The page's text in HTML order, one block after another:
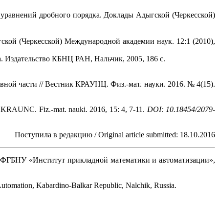
дробного порядка. Доклады Адыгской (Черкесской)
(Черкесской) Международной академии наук. 12:1 (2010),
Издательство КБНЦ РАН, Нальчик, 2005, 186 с.
части // Вестник КРАУНЦ. Физ.-мат. науки. 2016. № 4(15).
Fiz.-mat. nauki. 2016, 15: 4, 7-11. DOI: 10.18454/2079-
Поступила в редакцию / Original article submitted: 18.10.2016
«Институт прикладной математики и автоматизации»,
Kabardino-Balkar Republic, Nalchik, Russia.